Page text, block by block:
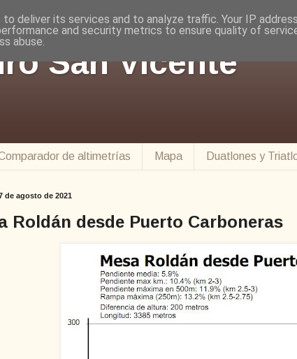
San Vicente
de altimetrías Mapa Duatlones y
de agosto de 2021
Roldán desde Puerto Carboneras
deliver its services and to analyze traffic. Your IP
and security metrics to ensure quality of
abuse.